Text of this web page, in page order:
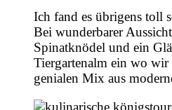
Ich fand es übrigens toll
Bei wunderbarer
Spinatknödel und ein
Tiergartenalm ein wo wir
genialen Mix aus